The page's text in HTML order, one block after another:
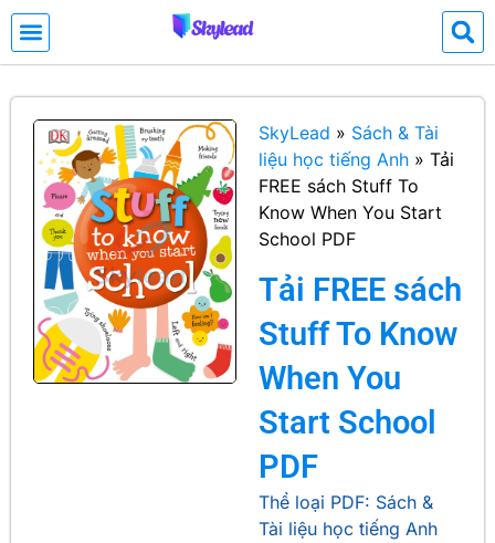
SkyLead » Sách & Tài
liệu học tiếng Anh » Tải
FREE sách Stuff To
Know When You Start
School PDF
Tải FREE sách
Stuff To Know
When You
Start School
PDF
Thể loại PDF: Sách &
Tài liệu học tiếng Anh